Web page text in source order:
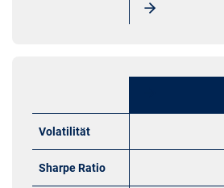
Volatilität
Sharpe Ratio